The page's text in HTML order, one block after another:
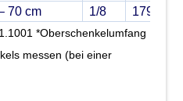
70 cm 1/8
*Oberschenkelumfang
messen (bei einer